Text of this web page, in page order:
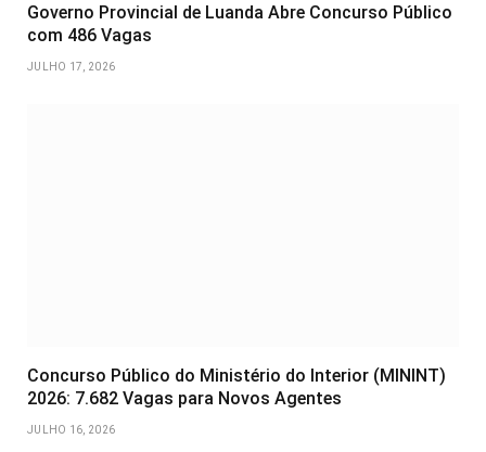
Governo Provincial de Luanda Abre Concurso Público
com 486 Vagas
JULHO 17, 2026
Concurso Público do Ministério do Interior (MININT)
2026: 7.682 Vagas para Novos Agentes
JULHO 16, 2026